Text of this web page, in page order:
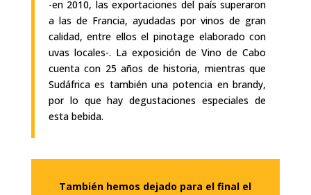
-en 2010, las exportaciones del país superaron
a las de Francia, ayudadas por vinos de gran
calidad, entre ellos el pinotage elaborado con
uvas locales-. La exposición de Vino de Cabo
cuenta con 25 años de historia, mientras que
Sudáfrica es también una potencia en brandy,
por lo que hay degustaciones especiales de
esta bebida.
También hemos dejado para el final el